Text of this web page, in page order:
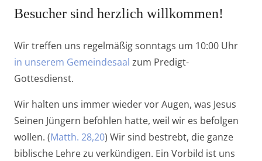
Besucher sind herzlich willkommen!
Wir treffen uns regelmäßig sonntags um 10:00 Uhr
in unserem Gemeindesaal zum Predigt-
Gottesdienst.
Wir halten uns immer wieder vor Augen, was Jesus
Seinen Jüngern befohlen hatte, weil wir es befolgen
wollen. (Matth. 28,20) Wir sind bestrebt, die ganze
biblische Lehre zu verkündigen. Ein Vorbild ist uns